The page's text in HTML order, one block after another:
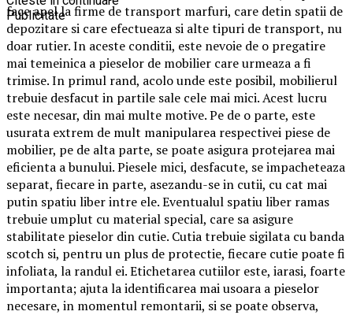
face apel la firme de transport marfuri, care detin spatii de
depozitare si care efectueaza si alte tipuri de transport, nu
doar rutier. In aceste conditii, este nevoie de o pregatire
mai temeinica a pieselor de mobilier care urmeaza a fi
trimise. In primul rand, acolo unde este posibil, mobilierul
trebuie desfacut in partile sale cele mai mici. Acest lucru
este necesar, din mai multe motive. Pe de o parte, este
usurata extrem de mult manipularea respectivei piese de
mobilier, pe de alta parte, se poate asigura protejarea mai
eficienta a bunului. Piesele mici, desfacute, se impacheteaza
separat, fiecare in parte, asezandu-se in cutii, cu cat mai
putin spatiu liber intre ele. Eventualul spatiu liber ramas
trebuie umplut cu material special, care sa asigure
stabilitate pieselor din cutie. Cutia trebuie sigilata cu banda
scotch si, pentru un plus de protectie, fiecare cutie poate fi
infoliata, la randul ei. Etichetarea cutiilor este, iarasi, foarte
importanta; ajuta la identificarea mai usoara a pieselor
necesare, in momentul remontarii, si se poate observa,
Publicitate